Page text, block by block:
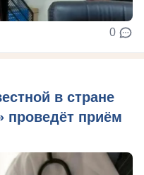
0
в стране
проведёт приём